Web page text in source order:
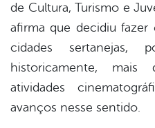
de Cultura, Turismo e
afirma que decidiu fazer
cidades sertanejas,
historicamente,
atividades
avanços nesse sentido.